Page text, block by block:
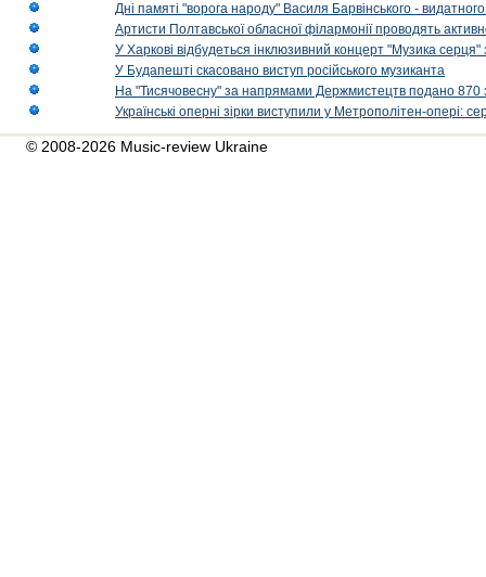
Дні памяті "ворога народу" Василя Барвінського -
Артисти Полтавської обласної філармонії проводять
У Харкові відбудеться інклюзивний концерт "Музика
У Будапешті скасовано виступ російського музиканта
На "Тисячовесну" за напрямами Держмистецтв подано 870
Українські оперні зірки виступили у Метрополітен-опері:
© 2008-2026 Music-review Ukraine